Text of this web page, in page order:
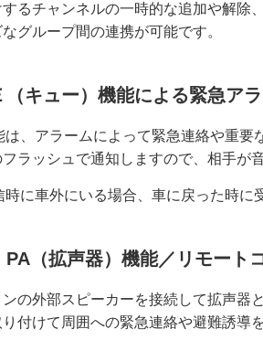
るチャンネルの一時的な追加や解除
グループ間の連携が可能です。
（キュー）機能による緊急ア
は、アラームによって緊急連絡や重要
ラッシュで通知しますので、相手が
時に車外にいる場合、車に戻った時
（拡声器）機能／リモート
の外部スピーカーを接続して拡声器
り付けて周囲への緊急連絡や避難誘導